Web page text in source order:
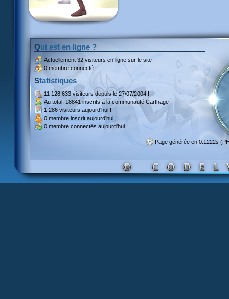
Qui est en ligne ?
Actuellement 32 visiteurs en ligne sur le site !
0 membre connecté.
Statistiques
11 128 633 visiteursdepuis le 27/07/2004 !
Au total, 18841 inscritsà la communauté Carthage !
1 286 visiteurs aujourd'hui !
0 membre inscrit aujourd'hui !
0 membre connectés aujourd'hui !
Page générée en 0.1222s